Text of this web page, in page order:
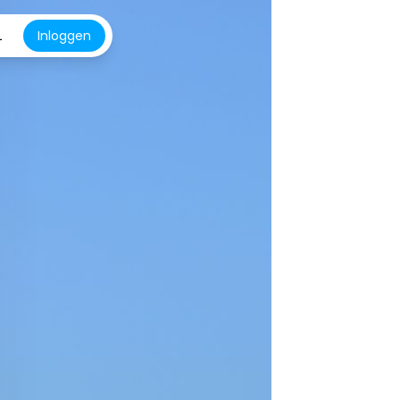
Inloggen